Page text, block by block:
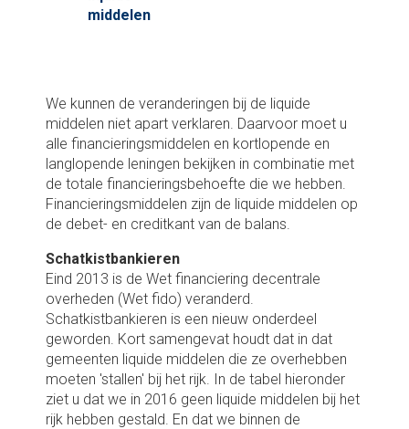
middelen
We kunnen de veranderingen bij de liquide
middelen niet apart verklaren. Daarvoor moet u
alle financieringsmiddelen en kortlopende en
langlopende leningen bekijken in combinatie met
de totale financieringsbehoefte die we hebben.
Financieringsmiddelen zijn de liquide middelen op
de debet- en creditkant van de balans.
Schatkistbankieren
Eind 2013 is de Wet financiering decentrale
overheden (Wet fido) veranderd.
Schatkistbankieren is een nieuw onderdeel
geworden. Kort samengevat houdt dat in dat
gemeenten liquide middelen die ze overhebben
moeten 'stallen' bij het rijk. In de tabel hieronder
ziet u dat we in 2016 geen liquide middelen bij het
rijk hebben gestald. En dat we binnen de